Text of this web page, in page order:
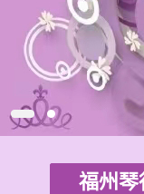
福州琴